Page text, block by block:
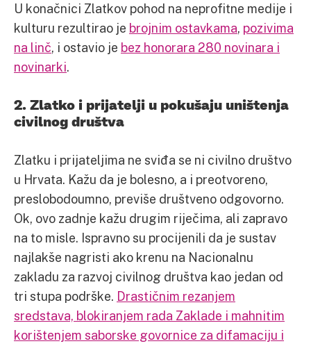
U konačnici Zlatkov pohod na neprofitne medije i
kulturu rezultirao je brojnim ostavkama, pozivima
na linč, i ostavio je bez honorara 280 novinara i
novinarki.
2. Zlatko i prijatelji u pokušaju uništenja
civilnog društva
Zlatku i prijateljima ne sviđa se ni civilno društvo
u Hrvata. Kažu da je bolesno, a i preotvoreno,
preslobodoumno, previše društveno odgovorno.
Ok, ovo zadnje kažu drugim riječima, ali zapravo
na to misle. Ispravno su procijenili da je sustav
najlakše nagristi ako krenu na Nacionalnu
zakladu za razvoj civilnog društva kao jedan od
tri stupa podrške. Drastičnim rezanjem
sredstava, blokiranjem rada Zaklade i mahnitim
korištenjem saborske govornice za difamaciju i